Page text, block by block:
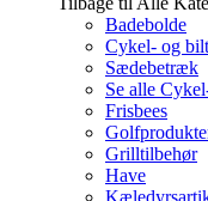
Badebolde
Cykel- og
Sædebetræk
Se alle
Frisbees
Grilltilbehør
Have